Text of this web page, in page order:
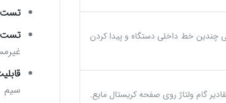
چندین خط داخلی دستگاه و پیدا کردن
گام ولتاژ روی صفحه کریستال مایع.
تست
تست
سیم